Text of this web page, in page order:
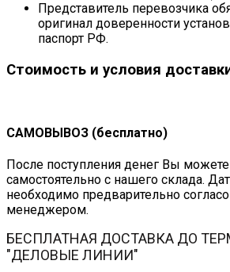
Представитель перевозчика
оригинал доверенности
паспорт РФ.
Стоимость и условия
САМОВЫВОЗ (бесплатно)
После поступления денег Вы можете
самостоятельно с нашего склада.
необходимо предварительно
менеджером.
БЕСПЛАТНАЯ ДОСТАВКА ДО
"ДЕЛОВЫЕ ЛИНИИ"